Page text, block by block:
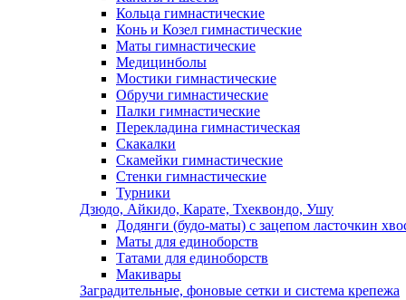
Кольца гимнастические
Конь и Козел гимнастические
Маты гимнастические
Медицинболы
Мостики гимнастические
Обручи гимнастические
Палки гимнастические
Перекладина гимнастическая
Скакалки
Скамейки гимнастические
Стенки гимнастические
Турники
Дзюдо, Айкидо, Карате, Тхеквондо, Ушу
Додянги (будо-маты) с зацепом ласточкин
Маты для единоборств
Татами для единоборств
Макивары
Заградительные, фоновые сетки и система крепежа